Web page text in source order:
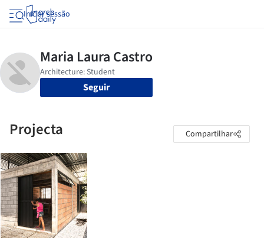
Iniciar sessão
Seguir
Projecta Compartilhar